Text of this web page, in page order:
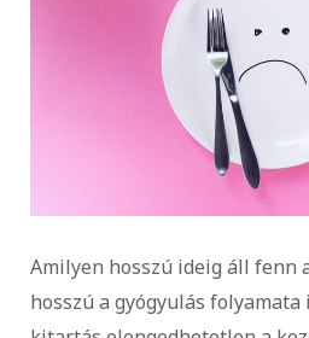
Amilyen hosszú ideig áll fenn
hosszú a gyógyulás folyamata